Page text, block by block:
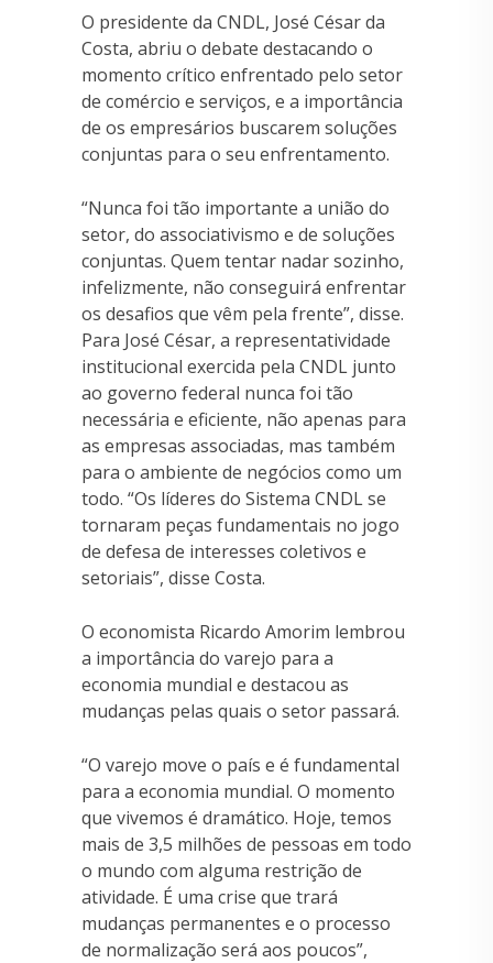
O presidente da CNDL, José César da
Costa, abriu o debate destacando o
momento crítico enfrentado pelo setor
de comércio e serviços, e a importância
de os empresários buscarem soluções
conjuntas para o seu enfrentamento.
“Nunca foi tão importante a união do
setor, do associativismo e de soluções
conjuntas. Quem tentar nadar sozinho,
infelizmente, não conseguirá enfrentar
os desafios que vêm pela frente”, disse.
Para José César, a representatividade
institucional exercida pela CNDL junto
ao governo federal nunca foi tão
necessária e eficiente, não apenas para
as empresas associadas, mas também
para o ambiente de negócios como um
todo. “Os líderes do Sistema CNDL se
tornaram peças fundamentais no jogo
de defesa de interesses coletivos e
setoriais”, disse Costa.
O economista Ricardo Amorim lembrou
a importância do varejo para a
economia mundial e destacou as
mudanças pelas quais o setor passará.
“O varejo move o país e é fundamental
para a economia mundial. O momento
que vivemos é dramático. Hoje, temos
mais de 3,5 milhões de pessoas em todo
o mundo com alguma restrição de
atividade. É uma crise que trará
mudanças permanentes e o processo
de normalização será aos poucos”,